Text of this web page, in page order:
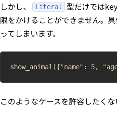
しかし、 Literal
型だけでは
限をかけることができません。
ってしまいます。
このようなケースを許容したくな